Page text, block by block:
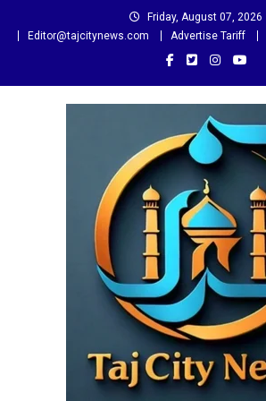
Friday, August 07, 2026
Editor@tajcitynews.com
Advertise Tariff